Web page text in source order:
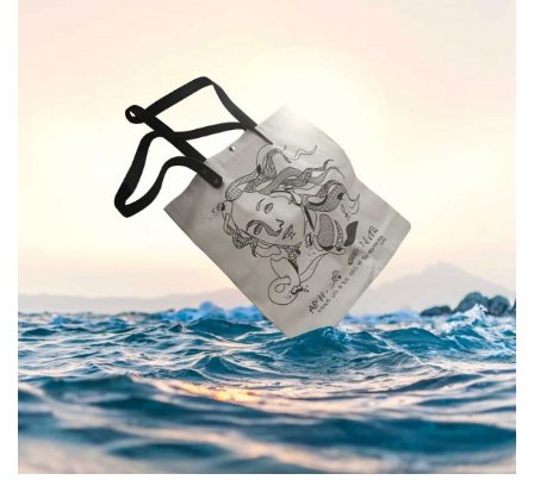
Cretoons Aphrodite Tote Bag –
Heritage Collection
€24.00